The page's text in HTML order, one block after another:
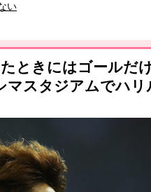
い
は「個」
ンポジウム「気候変動から命
ときにはゴールだ
マスタジアムでハ